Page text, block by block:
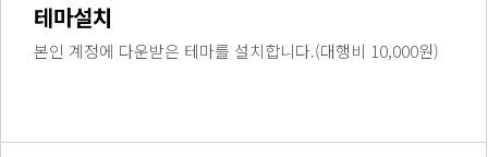
테마설치
본인 계정에 다운받은 테마를 설치합니다.(대행비 10,000원)